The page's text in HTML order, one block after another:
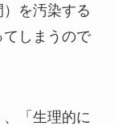
を汚染する
しまうので
「生理的に